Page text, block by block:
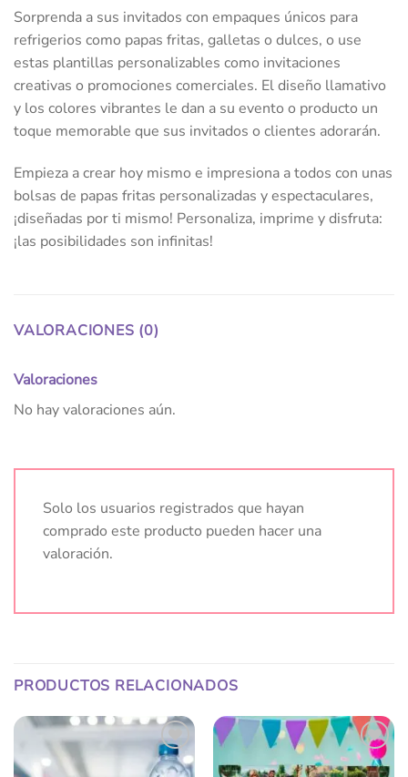
Sorprenda a sus invitados con empaques únicos para
refrigerios como papas fritas, galletas o dulces, o use
estas plantillas personalizables como invitaciones
creativas o promociones comerciales. El diseño llamativo
y los colores vibrantes le dan a su evento o producto un
toque memorable que sus invitados o clientes adorarán.
Empieza a crear hoy mismo e impresiona a todos con unas
bolsas de papas fritas personalizadas y espectaculares,
¡diseñadas por ti mismo! Personaliza, imprime y disfruta:
¡las posibilidades son infinitas!
VALORACIONES (0)
Valoraciones
No hay valoraciones aún.
Solo los usuarios registrados que hayan
comprado este producto pueden hacer una
valoración.
PRODUCTOS RELACIONADOS
Añadir
Añadir